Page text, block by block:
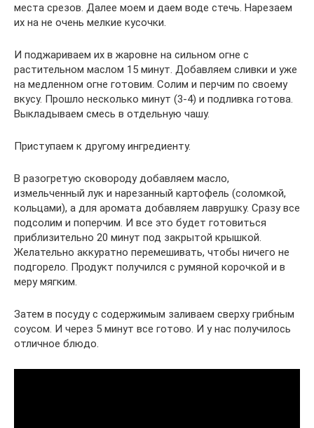
места срезов. Далее моем и даем воде стечь. Нарезаем
их на не очень мелкие кусочки.
И поджариваем их в жаровне на сильном огне с
растительном маслом 15 минут. Добавляем сливки и уже
на медленном огне готовим. Солим и перчим по своему
вкусу. Прошло несколько минут (3-4) и подливка готова.
Выкладываем смесь в отдельную чашу.
Приступаем к другому ингредиенту.
В разогретую сковороду добавляем масло,
измельченный лук и нарезанный картофель (соломкой,
кольцами), а для аромата добавляем лаврушку. Сразу все
подсолим и поперчим. И все это будет готовиться
приблизительно 20 минут под закрытой крышкой.
Желательно аккуратно перемешивать, чтобы ничего не
подгорело. Продукт получился с румяной корочкой и в
меру мягким.
Затем в посуду с содержимым заливаем сверху грибным
соусом. И через 5 минут все готово. И у нас получилось
отличное блюдо.